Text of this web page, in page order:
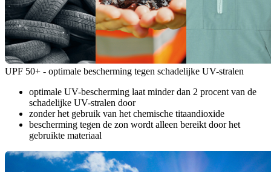
UPF 50+ - optimale bescherming tegen schadelijke UV-stralen
optimale UV-bescherming laat minder dan 2 procent van de
schadelijke UV-stralen door
zonder het gebruik van het chemische titaandioxide
bescherming tegen de zon wordt alleen bereikt door het
gebruikte materiaal